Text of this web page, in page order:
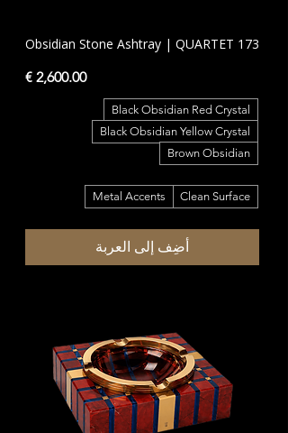
Obsidian Stone Ashtray | QUARTET 173
السعر
Black Obsidian Red Crystal
Black Obsidian Yellow Crystal
Brown Obsidian
Clean Surface
Metal Accents
أضِف إلى العربة